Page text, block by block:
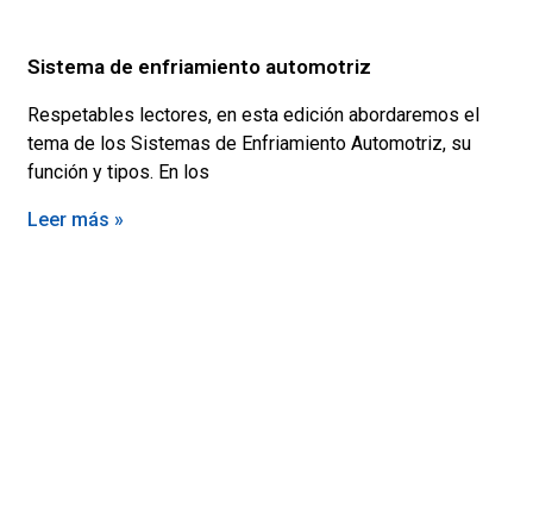
Sistema de enfriamiento automotriz
Respetables lectores, en esta edición abordaremos el
tema de los Sistemas de Enfriamiento Automotriz, su
función y tipos. En los
Leer más »